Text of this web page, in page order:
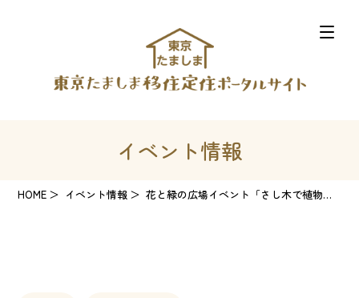
イベント情報
HOME イベント情報 花と緑の広場イベント「さし木で植物をふやしてみよう！」